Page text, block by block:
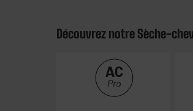
Découvrez notre Sèche-